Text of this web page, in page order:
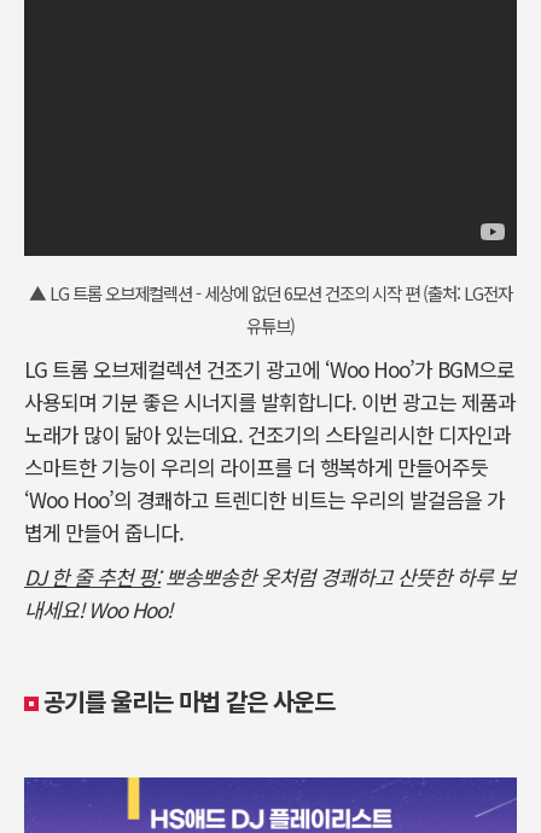
▲ LG 트롬 오브제컬렉션 - 세상에 없던 6모션 건조의 시작 편 (출처: LG전자
유튜브)
LG 트롬 오브제컬렉션 건조기 광고에 ‘Woo Hoo’가 BGM으로
사용되며 기분 좋은 시너지를 발휘합니다. 이번 광고는 제품과
노래가 많이 닮아 있는데요. 건조기의 스타일리시한 디자인과
스마트한 기능이 우리의 라이프를 더 행복하게 만들어주듯
‘Woo Hoo’의 경쾌하고 트렌디한 비트는 우리의 발걸음을 가
볍게 만들어 줍니다.
DJ 한 줄 추천 평:뽀송뽀송한 옷처럼 경쾌하고 산뜻한 하루 보
내세요! Woo Hoo!
공기를 울리는 마법 같은 사운드